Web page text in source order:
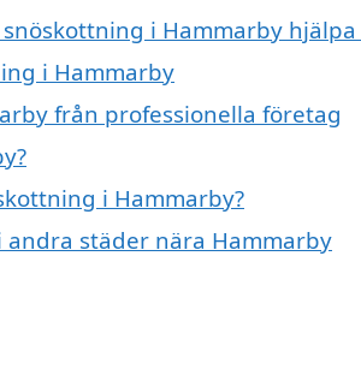
i Hammarby
i Hammarby
från professionella företag
i Hammarby?
städer nära Hammarby